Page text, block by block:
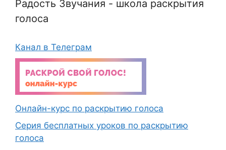
Радость Звучания - школа раскрытия
голоса
Канал в Телеграм
Онлайн-курс по раскрытию голоса
Серия бесплатных уроков по раскрытию
голоса